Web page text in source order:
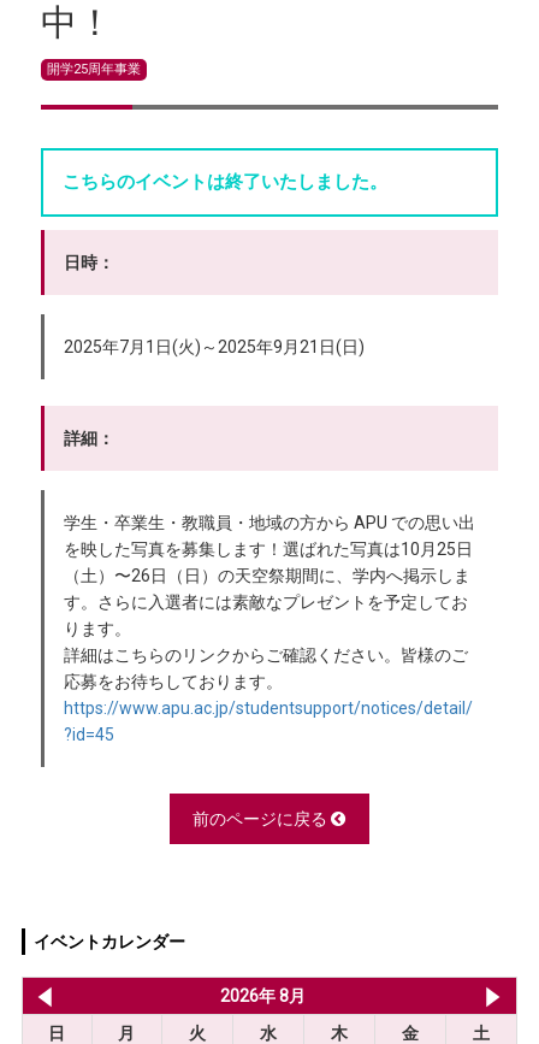
中！
開学25周年事業
こちらのイベントは終了いたしました。
日時：
2025年7月1日(火)～2025年9月21日(日)
詳細：
学⽣・卒業⽣・教職員・地域の⽅から APU での思い出
を映した写真を募集します！選ばれた写真は10月25日
（土）〜26日（日）の天空祭期間に、学内へ掲示しま
す。さらに入選者には素敵なプレゼントを予定してお
ります。
詳細はこちらのリンクからご確認ください。皆様のご
応募をお待ちしております。
https://www.apu.ac.jp/studentsupport/notices/detail/
?id=45
前のページに戻る
イベントカレンダー
2026年 8月
日
月 火 水 木 金
土